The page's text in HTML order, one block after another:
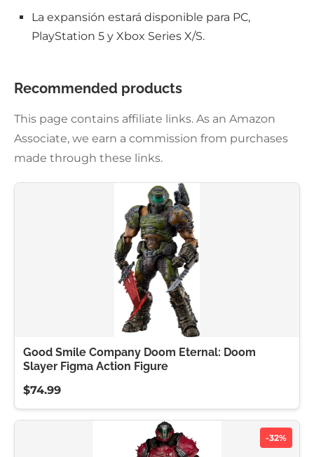
La expansión estará disponible para PC,
PlayStation 5 y Xbox Series X/S.
Recommended products
This page contains affiliate links. As an Amazon
Associate, we earn a commission from purchases
made through these links.
Good Smile Company Doom Eternal: Doom
Slayer Figma Action Figure
$74.99
-32%